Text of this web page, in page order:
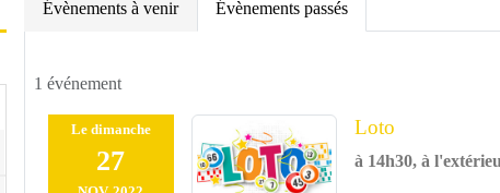
Évènements à venir Évènements passés
1 événement
Le dimanche
27
Loto
à 14h30, à